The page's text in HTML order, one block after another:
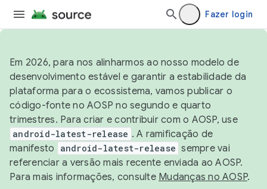
Fazer login
Em 2026, para nos alinharmos ao nosso modelo de
desenvolvimento estável e garantir a estabilidade da
plataforma para o ecossistema, vamos publicar o
código-fonte no AOSP no segundo e quarto
trimestres. Para criar e contribuir com o AOSP, use
android-latest-release . A ramificação de
manifesto
android-latest-release sempre vai
referenciar a versão mais recente enviada ao AOSP.
Para mais informações, consulte Mudanças no AOSP.